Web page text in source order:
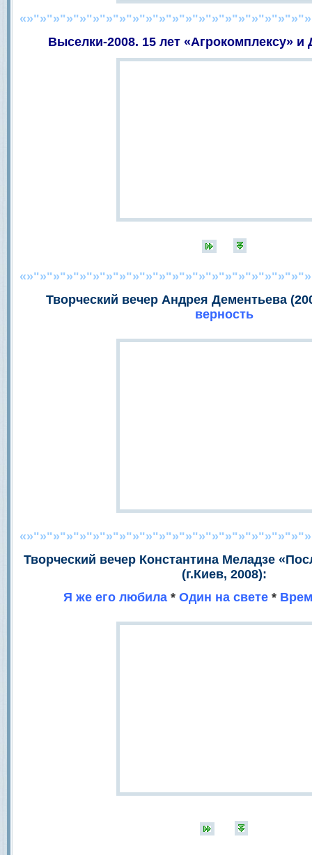
Выселки-2008. 15 лет «Агрокомплексу» и
Творческий вечер Андрея Дементьева
верность
Творческий вечер Константина Меладзе
(г.Киев, 2008):
Я же его любила * Один на свете *